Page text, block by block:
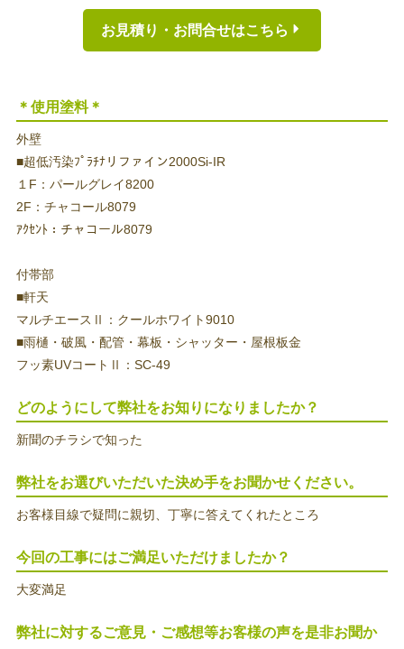
お見積り・お問合せはこちら
＊使用塗料＊
外壁
■超低汚染ﾌﾟﾗﾁﾅリファイン2000Si-IR
１F：パールグレイ8200
2F：チャコール8079
ｱｸｾﾝﾄ：チャコール8079
付帯部
■軒天
マルチエースⅡ：クールホワイト9010
■雨樋・破風・配管・幕板・シャッター・屋根板金
フッ素UVコートⅡ：SC-49
どのようにして弊社をお知りになりましたか？
新聞のチラシで知った
弊社をお選びいただいた決め手をお聞かせください。
お客様目線で疑問に親切、丁寧に答えてくれたところ
今回の工事にはご満足いただけましたか？
大変満足
弊社に対するご意見・ご感想等お客様の声を是非お聞か